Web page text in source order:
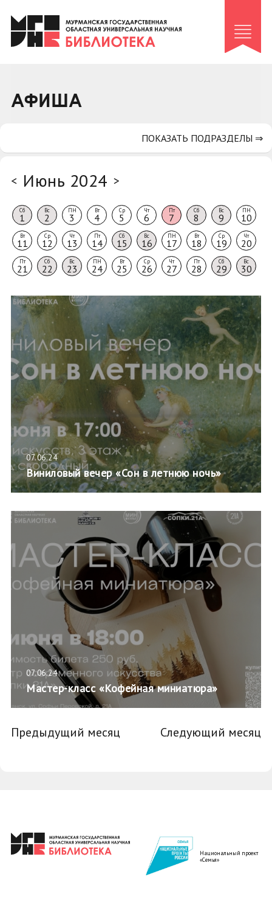
Клуб «Гиря и сельдерей»
Клуб «Семейный архив»
Коллегам
АФИША
< Июнь 2024 >
Сб
1
Вс
2
ПН
3
Вт
4
Ср
5
Чт
6
Пт
7
Сб
8
Вс
9
ПН
10
Вт
11
Ср
12
Чт
13
Пт
14
Сб
15
Вс
16
ПН
17
Вт
18
Ср
19
Чт
20
Пт
21
Сб
22
Вс
23
ПН
24
Вт
25
Ср
26
Чт
27
Пт
28
Сб
29
Вс
30
07.06.24
Виниловый вечер «Сон в летнюю ночь»
07.06.24
Мастер-класс «Кофейная миниатюра»
Предыдущий месяц Следующий месяц
ПОКАЗАТЬ ПОДРАЗДЕЛЫ ⇒
Национальный проект
«Семья»